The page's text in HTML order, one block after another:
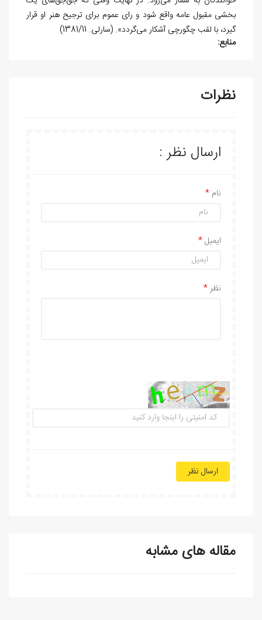
بخشی مقبول عامه واقع شود و رای عموم برای ترجیح هنر او قرار
گیرد، با لقب چگورچی آشکار می­‌گردد». (سارلی. 1381/11)
منابع:
نظرات
ارسال نظر :
نام
ایمیل
نظر
ارسال نظر
مقاله های مشابه